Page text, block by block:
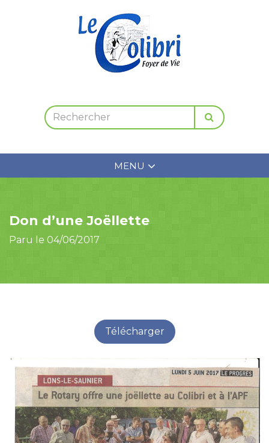
MENU
Don d’une Joëllette
Paru le 04/06/2017
Télécharger